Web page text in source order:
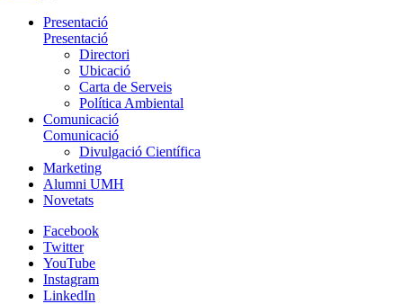
Presentació
Presentació
Directori
Ubicació
Carta de Serveis
Política Ambiental
Comunicació
Comunicació
Divulgació Científica
Marketing
Alumni UMH
Novetats
Facebook
Twitter
YouTube
Instagram
LinkedIn